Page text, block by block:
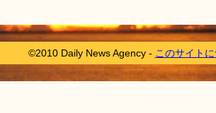
©2010 Daily News Agency - このサイト